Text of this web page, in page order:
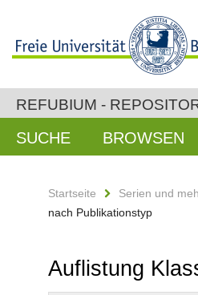
REFUBIUM -
SUCHE BROWSEN
Startseite Serien und
nach Publikationstyp
Auflistung